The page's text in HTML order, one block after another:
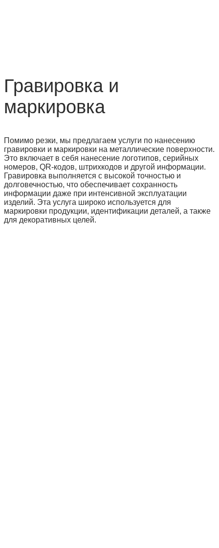
Гравировка и
маркировка
Помимо резки, мы предлагаем услуги по нанесению
гравировки и маркировки на металлические поверхности.
Это включает в себя нанесение логотипов, серийных
номеров, QR-кодов, штрихкодов и другой информации.
Гравировка выполняется с высокой точностью и
долговечностью, что обеспечивает сохранность
информации даже при интенсивной эксплуатации
изделий. Эта услуга широко используется для
маркировки продукции, идентификации деталей, а также
для декоративных целей.